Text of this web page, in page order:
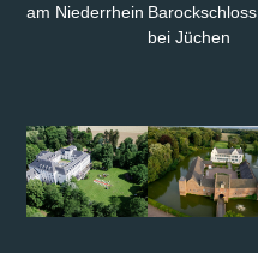
am Niederrhein Barockschloss
bei Jüchen